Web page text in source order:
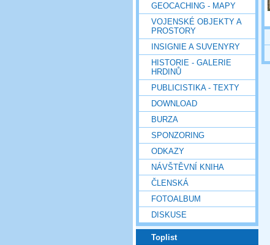
GEOCACHING - MAPY
VOJENSKÉ OBJEKTY A
PROSTORY
INSIGNIE A SUVENYRY
HISTORIE - GALERIE
HRDINŮ
PUBLICISTIKA - TEXTY
DOWNLOAD
BURZA
SPONZORING
ODKAZY
NÁVŠTĚVNÍ KNIHA
ČLENSKÁ
FOTOALBUM
DISKUSE
Toplist